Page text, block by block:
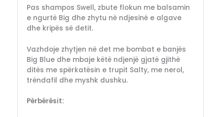
Pas shampos Swell, zbute flokun me balsamin
e ngurtë Big dhe zhytu në ndjesinë e algave
dhe kripës së detit.
Vazhdoje zhytjen në det me bombat e banjës
Big Blue dhe mbaje këtë ndjenjë gjatë gjithë
ditës me spërkatësin e trupit Salty, me nerol,
trëndafil dhe myshk dushku.
Përbërësit: